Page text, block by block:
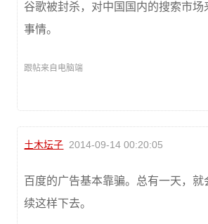
谷歌被封杀，对中国国内的搜索市场
事情。
跟帖来自电脑端
土木坛子 2014-09-14 00:20:05
百度的广告基本靠骗。总有一天，就
续这样下去。